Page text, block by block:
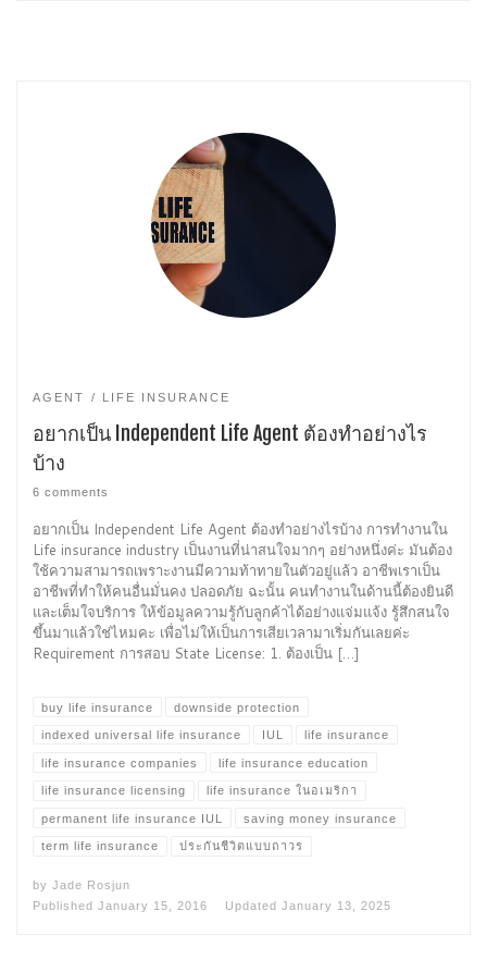
AGENT LIFE INSURANCE
อยากเป็น Independent Life Agent ต้องทำอย่างไร
บ้าง
6 comments
อยากเป็น Independent Life Agent ต้องทำอย่างไรบ้าง การทำงานใน
Life insurance industry เป็นงานที่น่าสนใจมากๆ อย่างหนึ่งค่ะ มันต้อง
ใช้ความสามารถเพราะงานมีความท้าทายในตัวอยู่แล้ว อาชีพเราเป็น
อาชีพที่ทำให้คนอื่นมั่นคง ปลอดภัย ฉะนั้น คนทำงานในด้านนี้ต้องยินดี
และเต็มใจบริการ ให้ข้อมูลความรู้กับลูกค้าได้อย่างแจ่มแจ้ง รู้สึกสนใจ
ขึ้นมาแล้วใช่ไหมคะ เพื่อไม่ให้เป็นการเสียเวลามาเริ่มกันเลยค่ะ
Requirement การสอบ State License: 1. ต้องเป็น […]
buy life insurance downside protection
indexed universal life insurance IUL life insurance
life insurance companies life insurance education
life insurance licensing life insurance ในอเมริกา
permanent life insurance IUL saving money insurance
term life insurance ประกันชีวิตแบบถาวร
by Jade Rosjun
Published January 15, 2016 Updated January 13, 2025